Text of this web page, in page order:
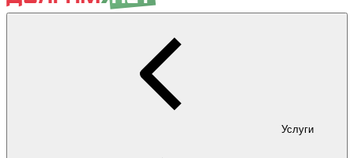
Услуги